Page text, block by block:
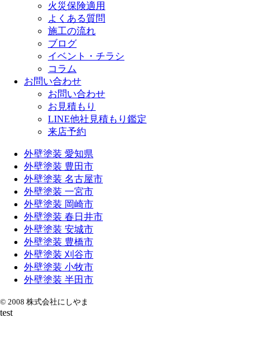
火災保険適用
よくある質問
施工の流れ
ブログ
イベント・チラシ
コラム
お問い合わせ
お問い合わせ
お見積もり
LINE他社見積もり鑑定
来店予約
外壁塗装 愛知県
外壁塗装 豊田市
外壁塗装 名古屋市
外壁塗装 一宮市
外壁塗装 岡崎市
外壁塗装 春日井市
外壁塗装 安城市
外壁塗装 豊橋市
外壁塗装 刈谷市
外壁塗装 小牧市
外壁塗装 半田市
© 2008 株式会社にしやま
test